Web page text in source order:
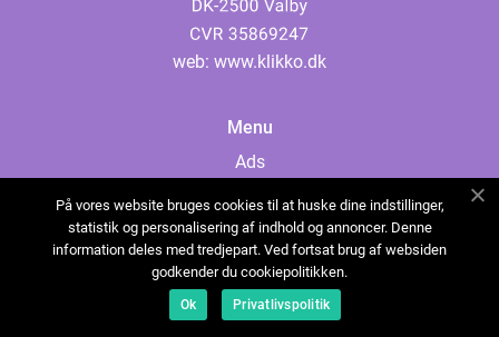
web: www.klikko.dk
Menu
Ads
Cookies
Contact
Sitemap
På vores website bruges cookies til at huske dine indstillinger,
statistik og personalisering af indhold og annoncer. Denne
information deles med tredjepart. Ved fortsat brug af websiden
godkender du cookiepolitikken.
Ok Privatlivspolitik